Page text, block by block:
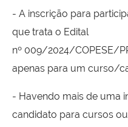
- A inscrição para
que trata o Edital
nº 009/2024/COPESE/
apenas para um curso/
- Havendo mais de uma
candidato para cursos